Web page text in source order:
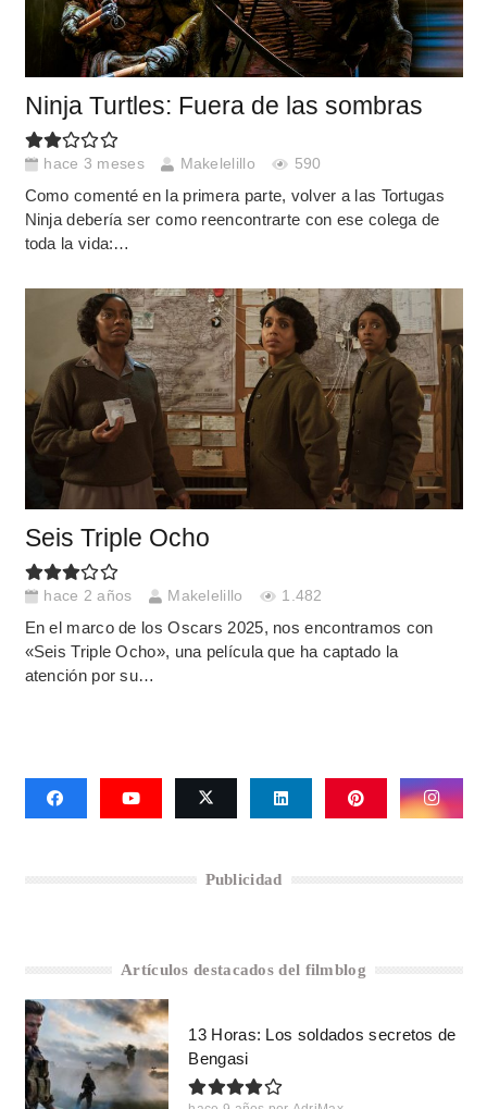
Ninja Turtles: Fuera de las sombras
hace 3 meses Makelelillo 590
Como comenté en la primera parte, volver a las Tortugas
Ninja debería ser como reencontrarte con ese colega de
toda la vida:…
Seis Triple Ocho
hace 2 años Makelelillo 1.482
En el marco de los Oscars 2025, nos encontramos con
«Seis Triple Ocho», una película que ha captado la
atención por su…
Publicidad
Artículos destacados del filmblog
13 Horas: Los soldados secretos de
Bengasi